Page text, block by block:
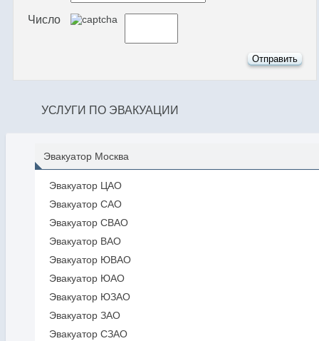
Число
УСЛУГИ ПО ЭВАКУАЦИИ
Эвакуатор Москва
Эвакуатор ЦАО
Эвакуатор САО
Эвакуатор СВАО
Эвакуатор ВАО
Эвакуатор ЮВАО
Эвакуатор ЮАО
Эвакуатор ЮЗАО
Эвакуатор ЗАО
Эвакуатор СЗАО